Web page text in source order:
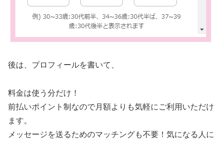
後は、プロフィールを書いて、
料金は使う分だけ！
前払いポイント制なので月額よりも気軽にご利用いただけ
ます。
メッセージを送るためのマッチングも不要！気になる人に